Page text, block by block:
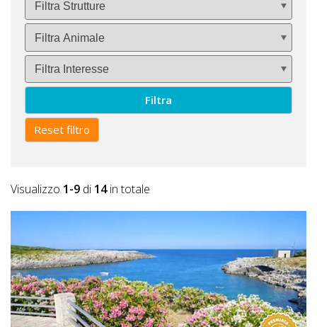
Filtra
Reset filtro
Visualizzo 1-9 di 14in totale